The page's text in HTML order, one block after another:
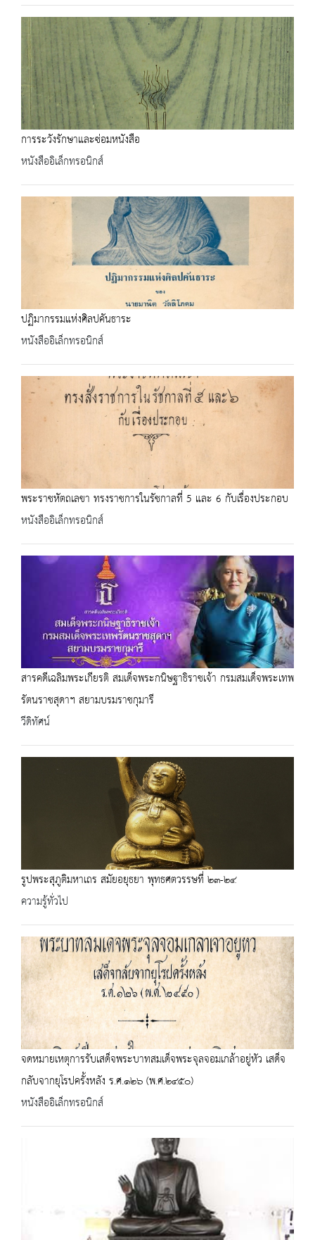
การระวังรักษาและซ่อมหนังสือ
หนังสืออิเล็กทรอนิกส์
ปฏิมากรรมแห่งศิลปคันธาระ
หนังสืออิเล็กทรอนิกส์
พระราชหัตถเลขา ทรงราชการในรัชกาลที่ 5 และ 6 กับเรื่องประกอบ
หนังสืออิเล็กทรอนิกส์
สารคดีเฉลิมพระเกียรติ สมเด็จพระกนิษฐาธิราชเจ้า กรมสมเด็จพระเทพ
รัตนราชสุดาฯ สยามบรมราชกุมารี
วีดิทัศน์
รูปพระสุภูติมหาเถร สมัยอยุธยา พุทธศตวรรษที่ ๒๓-๒๔
ความรู้ทั่วไป
จดหมายเหตุการรับเสด็จพระบาทสมเด็จพระจุลจอมเกล้าอยู่หัว เสด็จ
กลับจากยุโรปครั้งหลัง ร.ศ.๑๒๖ (พ.ศ.๒๔๕๐)
หนังสืออิเล็กทรอนิกส์